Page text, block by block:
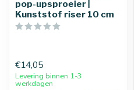
pop-upsproeier |
Kunststof riser 10 cm
€14,05
Levering binnen 1-3
werkdagen
25 mm